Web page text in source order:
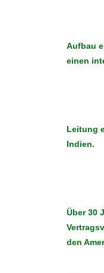
Aufbau
einen
Leitung
Indien.
Über 30
den